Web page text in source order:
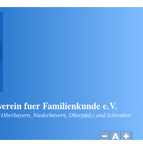
fuer Familienkunde e.V.
Niederbayern, Oberpfalz) und Schwaben